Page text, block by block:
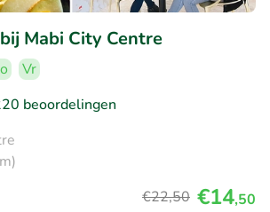
Mabi City Centre
Vr
beoordelingen
€22,50 €14,50